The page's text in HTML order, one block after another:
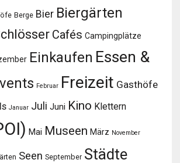
Berge Bier Biergärten
Cafés Campingplätze
Einkaufen Essen &
Februar Freizeit Gasthöfe
Januar Juli Juni Kino Klettern
Mai Museen März November
Seen September Städte